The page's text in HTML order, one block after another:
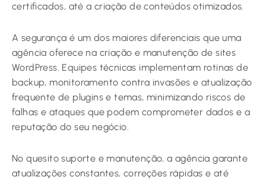
certificados, até a criação de conteúdos otimizados.
A segurança é um dos maiores diferenciais que uma
agência oferece na criação e manutenção de sites
WordPress. Equipes técnicas implementam rotinas de
backup, monitoramento contra invasões e atualização
frequente de plugins e temas, minimizando riscos de
falhas e ataques que podem comprometer dados e a
reputação do seu negócio.
No quesito suporte e manutenção, a agência garante
atualizações constantes, correções rápidas e até